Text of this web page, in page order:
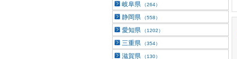
岐阜県 （264）
静岡県 （558）
愛知県 （1202）
三重県 （354）
滋賀県 （130）